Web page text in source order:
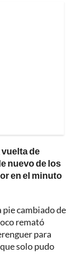
de
nuevo de los
en el minuto
pie cambiado de
remató
para
solo pudo